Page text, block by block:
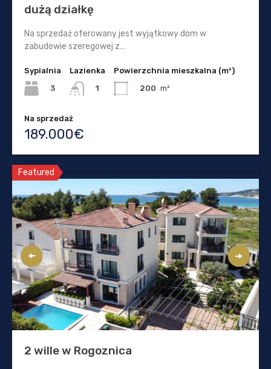
dużą działkę
Na sprzedaż oferowany jest wyjątkowy dom w
zabudowie szeregowej z…
Sypialnia
3
Lazienka
1
Powierzchnia mieszkalna (m²)
200 m²
Na sprzedaż
189.000€
Featured
2 wille w Rogoznica